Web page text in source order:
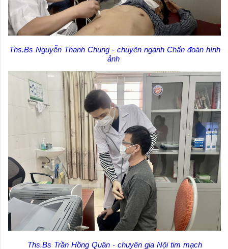
Ths.Bs Nguyễn Thanh Chung - chuyên ngành Chẩn đoán hình
ảnh
Ths.Bs Trần Hồng Quân - chuyên gia Nội tim mạch